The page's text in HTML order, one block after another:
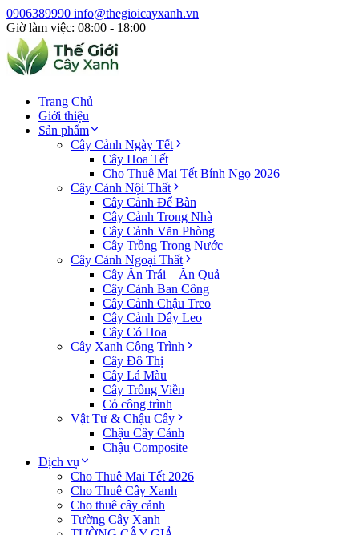
0906389990 info@thegioicayxanh.vn
Giờ làm việc: 08:00 - 18:00
Trang Chủ
Giới thiệu
Sản phẩm
Cây Cảnh Ngày Tết
Cây Hoa Tết
Cho Thuê Mai Tết Bính Ngọ 2026
Cây Cảnh Nội Thất
Cây Cảnh Để Bàn
Cây Cảnh Trong Nhà
Cây Cảnh Văn Phòng
Cây Trồng Trong Nước
Cây Cảnh Ngoại Thất
Cây Ăn Trái – Ăn Quả
Cây Cảnh Ban Công
Cây Cảnh Chậu Treo
Cây Cảnh Dây Leo
Cây Có Hoa
Cây Xanh Công Trình
Cây Đô Thị
Cây Lá Màu
Cây Trồng Viền
Cỏ công trình
Vật Tư & Chậu Cây
Chậu Cây Cảnh
Chậu Composite
Dịch vụ
Cho Thuê Mai Tết 2026
Cho Thuê Cây Xanh
Cho thuê cây cảnh
Tường Cây Xanh